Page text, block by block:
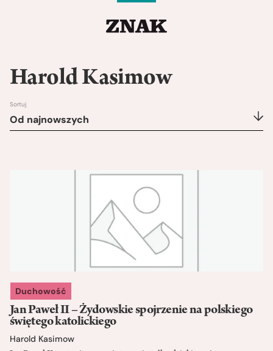
Harold Kasimow
Sortuj
Od najnowszych
Duchowość
Jan Paweł II – Żydowskie spojrzenie na polskiego
świętego katolickiego
Harold Kasimow